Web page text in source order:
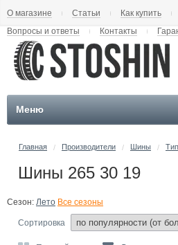
О магазине Статьи
Как купить
Вопросы и ответы
Контакты
Меню
Главная / Производители / Шины /
Шины 265 30 19
Сезон: Лето Все сезоны
Сортировка